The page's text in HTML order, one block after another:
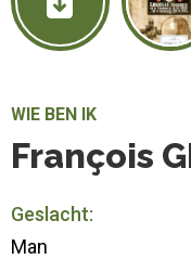
WIE BEN IK
François
Geslacht:
Man